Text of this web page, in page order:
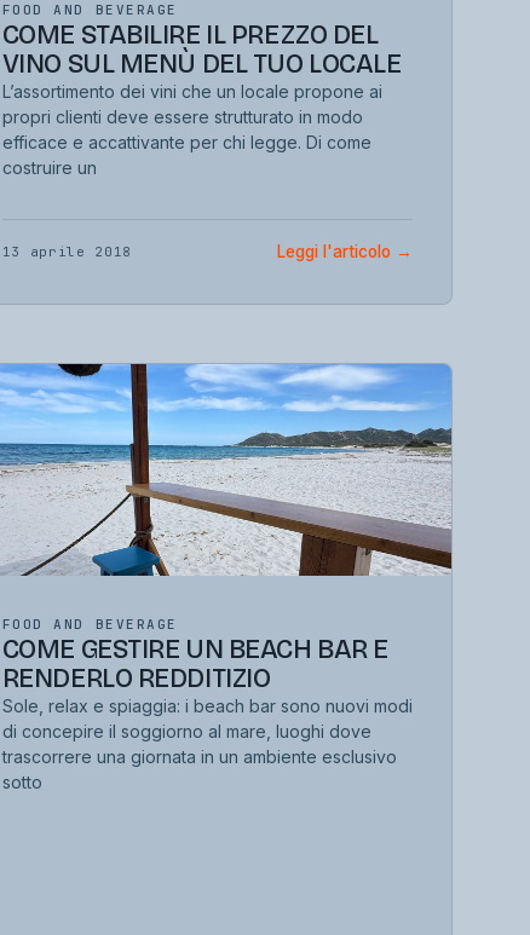
FOOD AND BEVERAGE
COME STABILIRE IL PREZZO DEL
VINO SUL MENÙ DEL TUO LOCALE
L’assortimento dei vini che un locale propone ai
propri clienti deve essere strutturato in modo
efficace e accattivante per chi legge. Di come
costruire un
13 aprile 2018 Leggi l'articolo →
FOOD AND BEVERAGE
COME GESTIRE UN BEACH BAR E
RENDERLO REDDITIZIO
Sole, relax e spiaggia: i beach bar sono nuovi modi
di concepire il soggiorno al mare, luoghi dove
trascorrere una giornata in un ambiente esclusivo
sotto